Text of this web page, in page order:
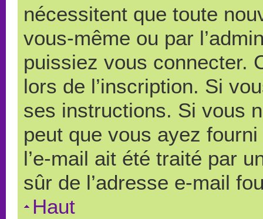
nécessitent que toute
vous-même ou par
puissiez vous connecter.
lors de l’inscription. Si
ses instructions. Si vous
peut que vous ayez
l’e-mail ait été traité par
sûr de l’adresse e-mail
Haut